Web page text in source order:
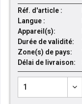
Réf. d'article :
Langue :
Appareil(s):
Durée de validité:
Zone(s) de pays:
Délai de livraison: